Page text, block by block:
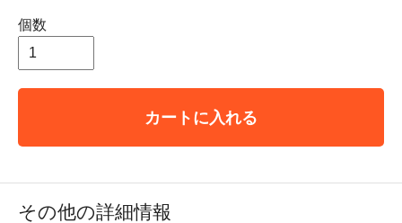
個数
カートに入れる
その他の詳細情報